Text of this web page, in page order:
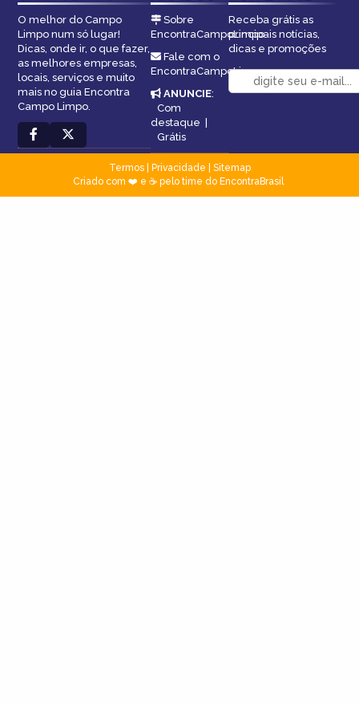
O melhor do Campo
Limpo num só lugar!
Dicas, onde ir, o que fazer,
as melhores empresas,
locais, serviços e muito
mais no guia Encontra
Campo Limpo.
Sobre
EncontraCampoLimpo
Fale com o
EncontraCampoLimpo
ANUNCIE:
Com
destaque |
Grátis
Receba grátis as
principais notícias,
dicas e promoções
Termos| Privacidade
Sitemap
Criado com ❤️ e ☕ pelo time do EncontraBrasil